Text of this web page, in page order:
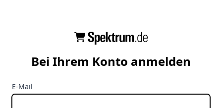
Bei Ihrem Konto anmelden
E-Mail